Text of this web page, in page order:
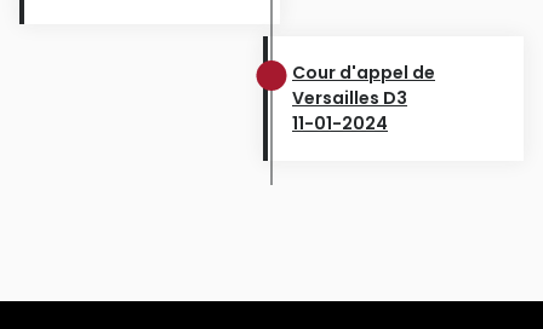
Cour d'appel de
Versailles D3
11-01-2024